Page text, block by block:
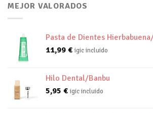
MEJOR VALORADOS
Pasta de Dientes
11,99 € igic incluido
Hilo Dental/Banbu
5,95 € igic incluido